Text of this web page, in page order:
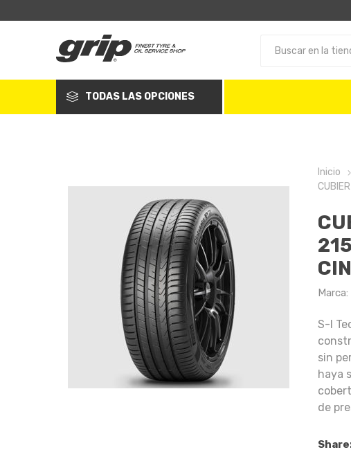
TODAS LAS OPCIONES
Inicio
Marca:
S-I
sin
haya
de